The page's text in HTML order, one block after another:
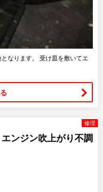
なります。 受け皿を敷いてエ
修理
ンジン吹上がり不調